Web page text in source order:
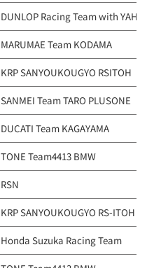
DUNLOP Racing Team with
MARUMAE Team KODAMA
KRP SANYOUKOUGYO RSITOH
SANMEI Team TARO PLUSONE
DUCATI Team KAGAYAMA
TONE Team4413 BMW
RSN
KRP SANYOUKOUGYO RS-ITOH
Honda Suzuka Racing Team